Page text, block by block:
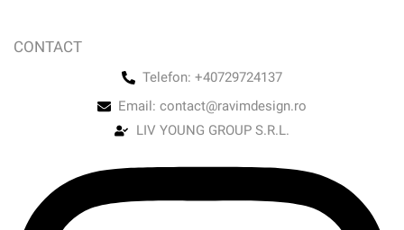
CONTACT
Telefon: +40729724137
Email: contact@ravimdesign.ro
LIV YOUNG GROUP S.R.L.